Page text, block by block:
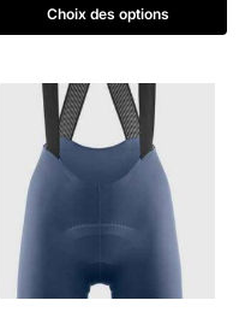
Choix des options